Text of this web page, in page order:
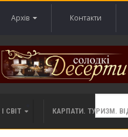
Архів Контакти
СВІТ КАРПАТИ. ТУРИЗМ.